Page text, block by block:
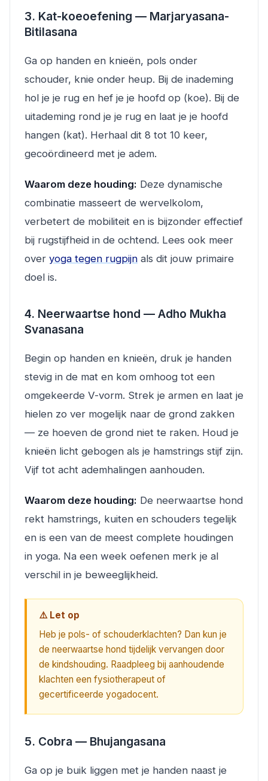
3. Kat-koeoefening — Marjaryasana-
Bitilasana
Ga op handen en knieën, pols onder
schouder, knie onder heup. Bij de inademing
hol je je rug en hef je je hoofd op (koe). Bij de
uitademing rond je je rug en laat je je hoofd
hangen (kat). Herhaal dit 8 tot 10 keer,
gecoördineerd met je adem.
Waarom deze houding: Deze dynamische
combinatie masseert de wervelkolom,
verbetert de mobiliteit en is bijzonder effectief
bij rugstijfheid in de ochtend. Lees ook meer
over yoga tegen rugpijn als dit jouw primaire
doel is.
4. Neerwaartse hond — Adho Mukha
Svanasana
Begin op handen en knieën, druk je handen
stevig in de mat en kom omhoog tot een
omgekeerde V-vorm. Strek je armen en laat je
hielen zo ver mogelijk naar de grond zakken
— ze hoeven de grond niet te raken. Houd je
knieën licht gebogen als je hamstrings stijf zijn.
Vijf tot acht ademhalingen aanhouden.
Waarom deze houding: De neerwaartse hond
rekt hamstrings, kuiten en schouders tegelijk
en is een van de meest complete houdingen
in yoga. Na een week oefenen merk je al
verschil in je beweeglijkheid.
⚠️ Let op
Heb je pols- of schouderklachten? Dan kun je
de neerwaartse hond tijdelijk vervangen door
de kindshouding. Raadpleeg bij aanhoudende
klachten een fysiotherapeut of
gecertificeerde yogadocent.
5. Cobra — Bhujangasana
Ga op je buik liggen met je handen naast je